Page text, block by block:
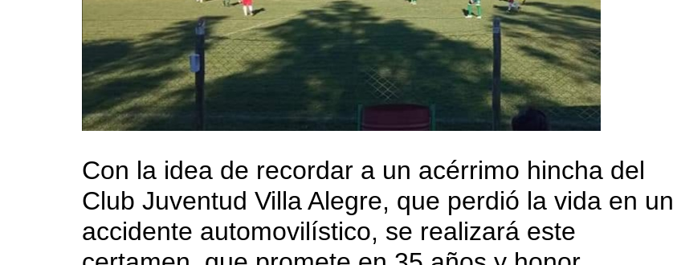
Con la idea de recordar a un acérrimo hincha del
Club Juventud Villa Alegre, que perdió la vida en un
accidente automovilístico, se realizará este